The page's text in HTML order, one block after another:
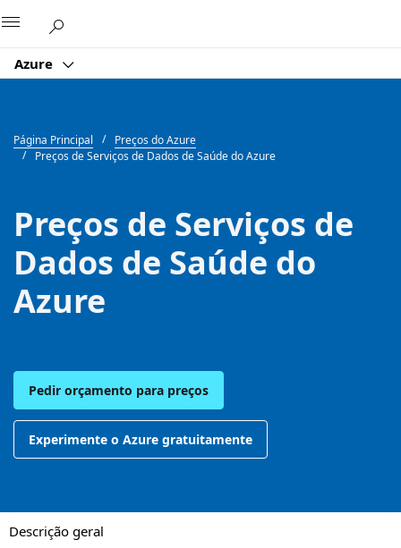
Azure
Página Principal
Preços do Azure
Preços de Serviços de Dados de Saúde do Azure
Preços de Serviços de
Dados de Saúde do
Azure
Pedir orçamento para preços
Experimente o Azure gratuitamente
Descrição geral